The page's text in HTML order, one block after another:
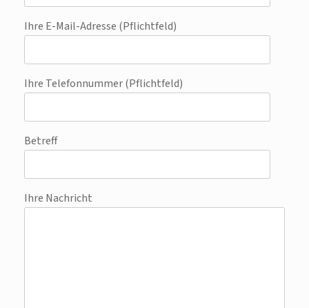
Ihre E-Mail-Adresse (Pflichtfeld)
Ihre Telefonnummer (Pflichtfeld)
Betreff
Ihre Nachricht